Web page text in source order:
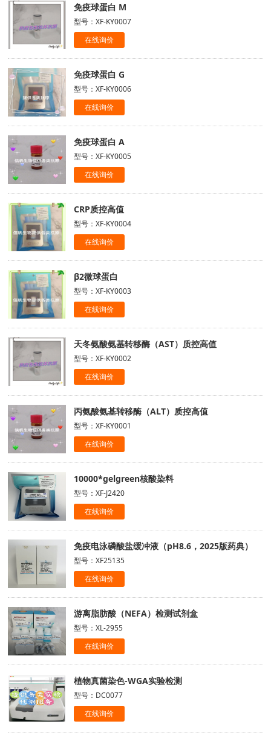
免疫球蛋白 M
型号：XF-KY0007
在线询价
免疫球蛋白 G
型号：XF-KY0006
在线询价
免疫球蛋白 A
型号：XF-KY0005
在线询价
CRP质控高值
型号：XF-KY0004
在线询价
β2微球蛋白
型号：XF-KY0003
在线询价
天冬氨酸氨基转移酶（AST）质控高值
型号：XF-KY0002
在线询价
丙氨酸氨基转移酶（ALT）质控高值
型号：XF-KY0001
在线询价
10000*gelgreen核酸染料
型号：XF-J2420
在线询价
免疫电泳磷酸盐缓冲液（pH8.6，2025版药典）
型号：XF25135
在线询价
游离脂肪酸（NEFA）检测试剂盒
型号：XL-2955
在线询价
植物真菌染色-WGA实验检测
型号：DC0077
在线询价